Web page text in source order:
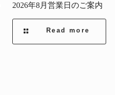
2026年8月営業日のご案内
Read more